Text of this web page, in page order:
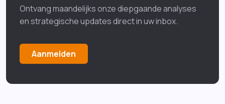
Ontvang maandelijks onze diepgaande analyses
en strategische updates direct in uw inbox.
Aanmelden